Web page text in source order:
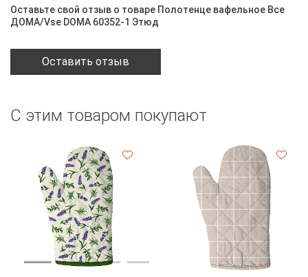
Оставьте свой отзыв о товаре Полотенце вафельное Все
ДОМА/Vse DOMA 60352-1 Этюд
Оставить отзыв
С этим товаром покупают